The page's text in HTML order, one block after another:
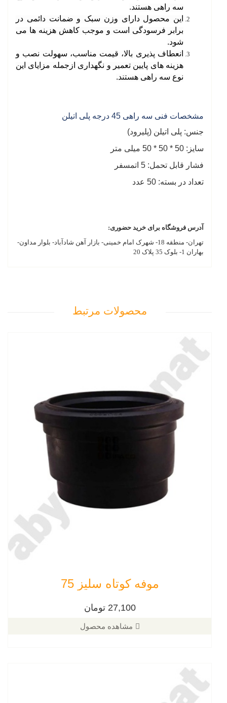
سه راهی هستند.
این محصول دارای وزن سبک و ضمانت دائمی در
برابر فرسودگی است و موجب کاهش هزینه ها می
شود.
انعطاف پذیری بالا، قیمت مناسب، سهولت نصب و
هزینه های پایین تعمیر و نگهداری ازجمله مزایای این
نوع سه راهی هستند.
مشخصات فنی سه راهی 45 درجه پلی اتیلن
جنس: پلی اتیلن (پلیرود)
سایز: 50 * 50 * 50 میلی متر
فشار قابل تحمل: 5 اتمسفر
تعداد در بسته: 50 عدد
آدرس فروشگاه برای خرید حضوری:
تهران- منطقه 18- شهرک امام خمینی- بازار آهن شادآباد- بلوار مداون-
بهاران 1- بلوک 35 پلاک 20
محصولات مرتبط
موفه کوتاه سلیز 75
27,100 تومان
مشاهده محصول